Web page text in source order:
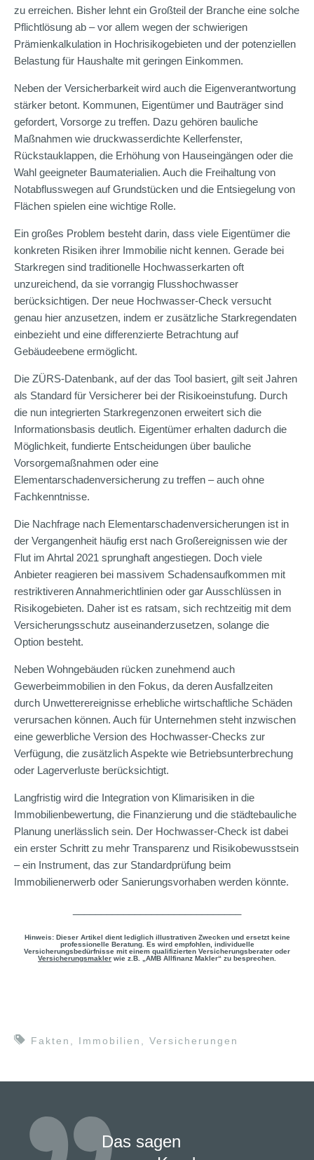
zu erreichen. Bisher lehnt ein Großteil der Branche eine solche
Pflichtlösung ab – vor allem wegen der schwierigen
Prämienkalkulation in Hochrisikogebieten und der potenziellen
Belastung für Haushalte mit geringen Einkommen.
Neben der Versicherbarkeit wird auch die Eigenverantwortung
stärker betont. Kommunen, Eigentümer und Bauträger sind
gefordert, Vorsorge zu treffen. Dazu gehören bauliche
Maßnahmen wie druckwasserdichte Kellerfenster,
Rückstauklappen, die Erhöhung von Hauseingängen oder die
Wahl geeigneter Baumaterialien. Auch die Freihaltung von
Notabflusswegen auf Grundstücken und die Entsiegelung von
Flächen spielen eine wichtige Rolle.
Ein großes Problem besteht darin, dass viele Eigentümer die
konkreten Risiken ihrer Immobilie nicht kennen. Gerade bei
Starkregen sind traditionelle Hochwasserkarten oft
unzureichend, da sie vorrangig Flusshochwasser
berücksichtigen. Der neue Hochwasser-Check versucht
genau hier anzusetzen, indem er zusätzliche Starkregendaten
einbezieht und eine differenzierte Betrachtung auf
Gebäudeebene ermöglicht.
Die ZÜRS-Datenbank, auf der das Tool basiert, gilt seit Jahren
als Standard für Versicherer bei der Risikoeinstufung. Durch
die nun integrierten Starkregenzonen erweitert sich die
Informationsbasis deutlich. Eigentümer erhalten dadurch die
Möglichkeit, fundierte Entscheidungen über bauliche
Vorsorgemaßnahmen oder eine
Elementarschadenversicherung zu treffen – auch ohne
Fachkenntnisse.
Die Nachfrage nach Elementarschadenversicherungen ist in
der Vergangenheit häufig erst nach Großereignissen wie der
Flut im Ahrtal 2021 sprunghaft angestiegen. Doch viele
Anbieter reagieren bei massivem Schadensaufkommen mit
restriktiveren Annahmerichtlinien oder gar Ausschlüssen in
Risikogebieten. Daher ist es ratsam, sich rechtzeitig mit dem
Versicherungsschutz auseinanderzusetzen, solange die
Option besteht.
Neben Wohngebäuden rücken zunehmend auch
Gewerbeimmobilien in den Fokus, da deren Ausfallzeiten
durch Unwetterereignisse erhebliche wirtschaftliche Schäden
verursachen können. Auch für Unternehmen steht inzwischen
eine gewerbliche Version des Hochwasser-Checks zur
Verfügung, die zusätzlich Aspekte wie Betriebsunterbrechung
oder Lagerverluste berücksichtigt.
Langfristig wird die Integration von Klimarisiken in die
Immobilienbewertung, die Finanzierung und die städtebauliche
Planung unerlässlich sein. Der Hochwasser-Check ist dabei
ein erster Schritt zu mehr Transparenz und Risikobewusstsein
– ein Instrument, das zur Standardprüfung beim
Immobilienerwerb oder Sanierungsvorhaben werden könnte.
Hinweis: Dieser Artikel dient lediglich illustrativen Zwecken und ersetzt keine
professionelle Beratung. Es wird empfohlen, individuelle
Versicherungsbedürfnisse mit einem qualifizierten Versicherungsberater oder
Versicherungsmakler wie z.B. „AMB Allfinanz Makler“ zu besprechen.
Fakten Immobilien Versicherungen
Das sagen